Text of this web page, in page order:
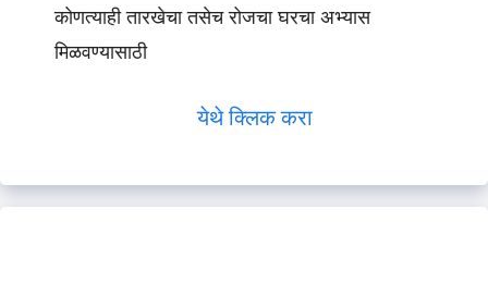
कोणत्याही तारखेचा तसेच रोजचा घरचा अभ्यास
मिळवण्यासाठी
येथे क्लिक करा